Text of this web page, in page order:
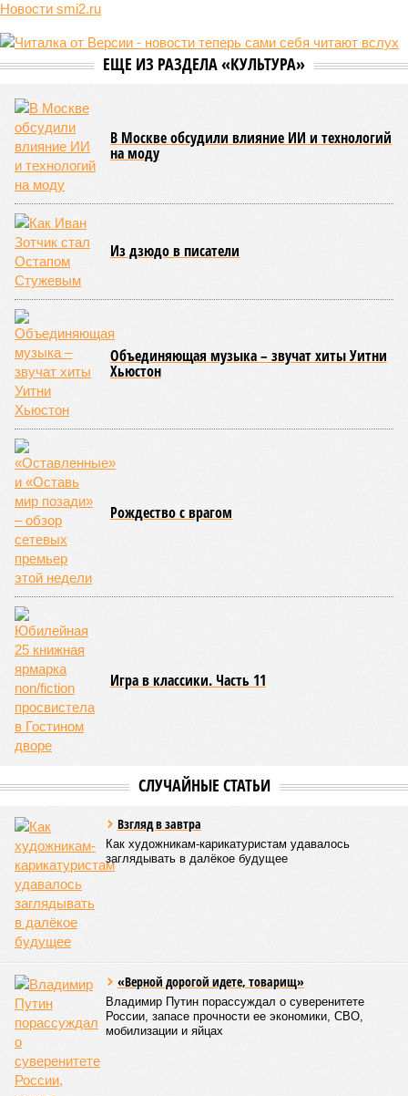
Новости smi2.ru
ЕЩЕ ИЗ РАЗДЕЛА «КУЛЬТУРА»
В Москве обсудили влияние ИИ и технологий
на моду
Из дзюдо в писатели
Объединяющая музыка – звучат хиты Уитни
Хьюстон
Рождество с врагом
Игра в классики. Часть 11
СЛУЧАЙНЫЕ СТАТЬИ
Взгляд в завтра
Как художникам-карикатуристам удавалось
заглядывать в далёкое будущее
«Верной дорогой идете, товарищ»
Владимир Путин порассуждал о суверенитете
России, запасе прочности ее экономики, СВО,
мобилизации и яйцах